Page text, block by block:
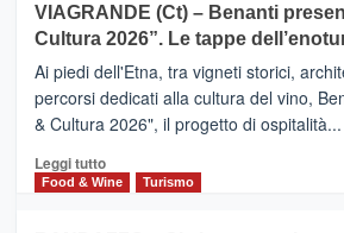
Anche
la
Alcantara
nei
primi
nella
classifica
IL
SAN
DOMENICO
PALACE
TAORMINA,
UN
HOTEL
FOUR
VIAGRANDE (Ct) – Benanti
Cultura 2026”. Le tappe
Ai piedi dell'Etna, tra vigneti storici,
percorsi dedicati alla cultura del vino,
& Cultura 2026", il progetto di ospitalità...
Leggi tuttoLeggi
di
Food & Wine Turismo